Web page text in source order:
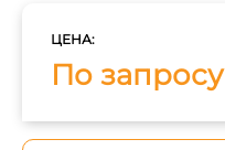
ЦЕНА:
По запросу